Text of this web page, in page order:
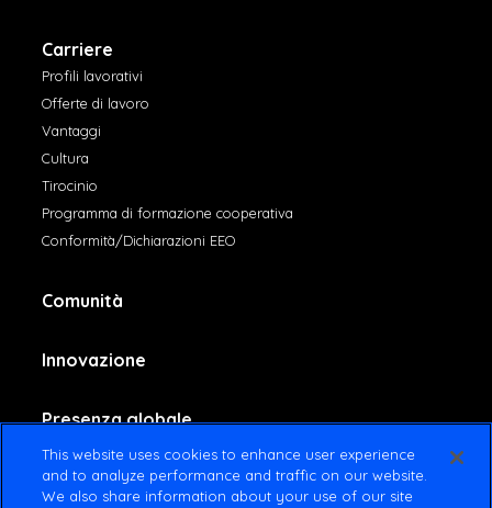
Carriere
Profili lavorativi
Offerte di lavoro
Vantaggi
Cultura
Tirocinio
Programma di formazione cooperativa
Conformità/Dichiarazioni EEO
Comunità
Innovazione
Presenza globale
Contattaci
This website uses cookies to enhance user experience
and to analyze performance and traffic on our website.
We also share information about your use of our site